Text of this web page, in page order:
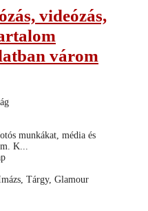
videózás,
várom
munkákat, média és
K...
Tárgy, Glamour